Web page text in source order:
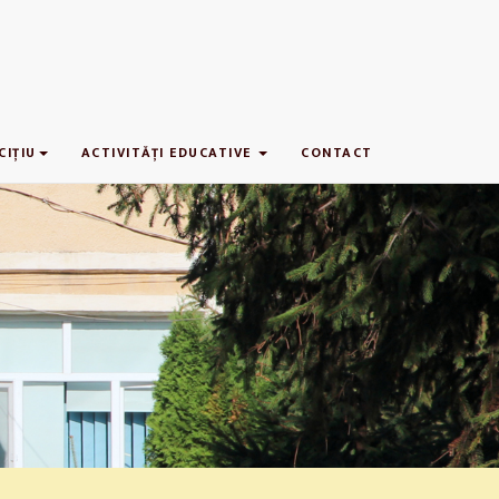
ACTIVITĂŢI EDUCATIVE CONTACT